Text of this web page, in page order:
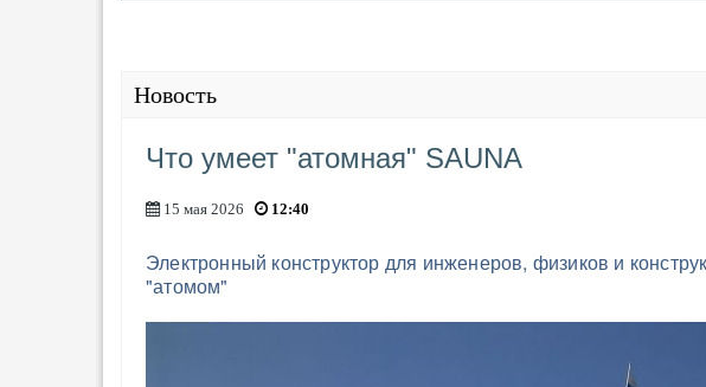
Новость
Что умеет "атомная" SAUNA
15 мая 2026 12:40
Электронный конструктор для инженеров, физиков и
"атомом"